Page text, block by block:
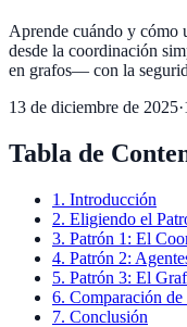
Aprende cuándo y cómo
desde la coordinación
en grafos— con la
13 de diciembre de 2025·
Tabla de
1. Introducción
2. Eligiendo el
3. Patrón 1: El
4. Patrón 2:
5. Patrón 3: El
6. Comparación de
7. Conclusión